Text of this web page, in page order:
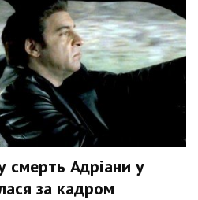
смерть Адріани у
за кадром